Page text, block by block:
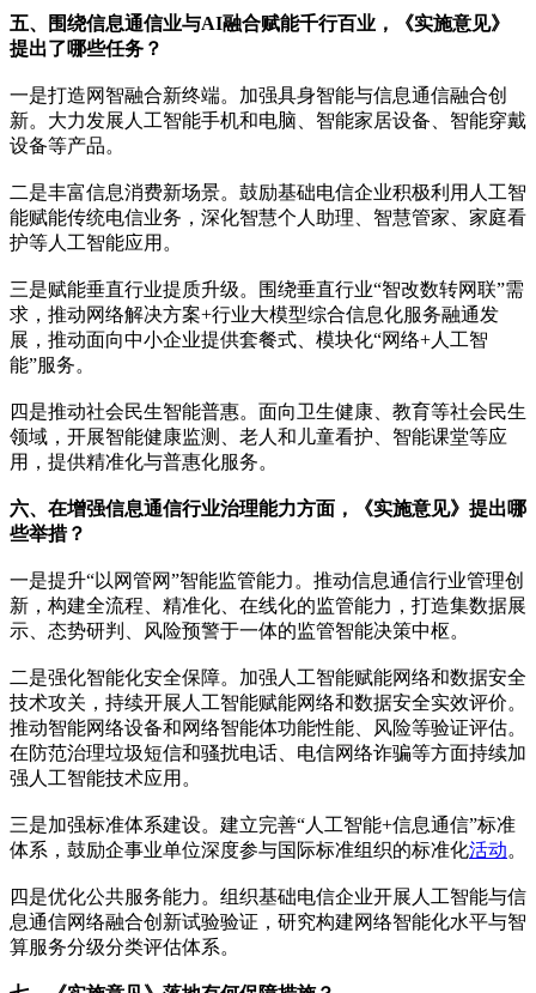
五、围绕信息通信业与AI融合赋能千行百业，《实施意见》
提出了哪些任务？
一是打造网智融合新终端。加强具身智能与信息通信融合创
新。大力发展人工智能手机和电脑、智能家居设备、智能穿戴
设备等产品。
二是丰富信息消费新场景。鼓励基础电信企业积极利用人工智
能赋能传统电信业务，深化智慧个人助理、智慧管家、家庭看
护等人工智能应用。
三是赋能垂直行业提质升级。围绕垂直行业“智改数转网联”需
求，推动网络解决方案+行业大模型综合信息化服务融通发
展，推动面向中小企业提供套餐式、模块化“网络+人工智
能”服务。
四是推动社会民生智能普惠。面向卫生健康、教育等社会民生
领域，开展智能健康监测、老人和儿童看护、智能课堂等应
用，提供精准化与普惠化服务。
六、在增强信息通信行业治理能力方面，《实施意见》提出哪
些举措？
一是提升“以网管网”智能监管能力。推动信息通信行业管理创
新，构建全流程、精准化、在线化的监管能力，打造集数据展
示、态势研判、风险预警于一体的监管智能决策中枢。
二是强化智能化安全保障。加强人工智能赋能网络和数据安全
技术攻关，持续开展人工智能赋能网络和数据安全实效评价。
推动智能网络设备和网络智能体功能性能、风险等验证评估。
在防范治理垃圾短信和骚扰电话、电信网络诈骗等方面持续加
强人工智能技术应用。
三是加强标准体系建设。建立完善“人工智能+信息通信”标准
体系，鼓励企事业单位深度参与国际标准组织的标准化活动。
四是优化公共服务能力。组织基础电信企业开展人工智能与信
息通信网络融合创新试验验证，研究构建网络智能化水平与智
算服务分级分类评估体系。